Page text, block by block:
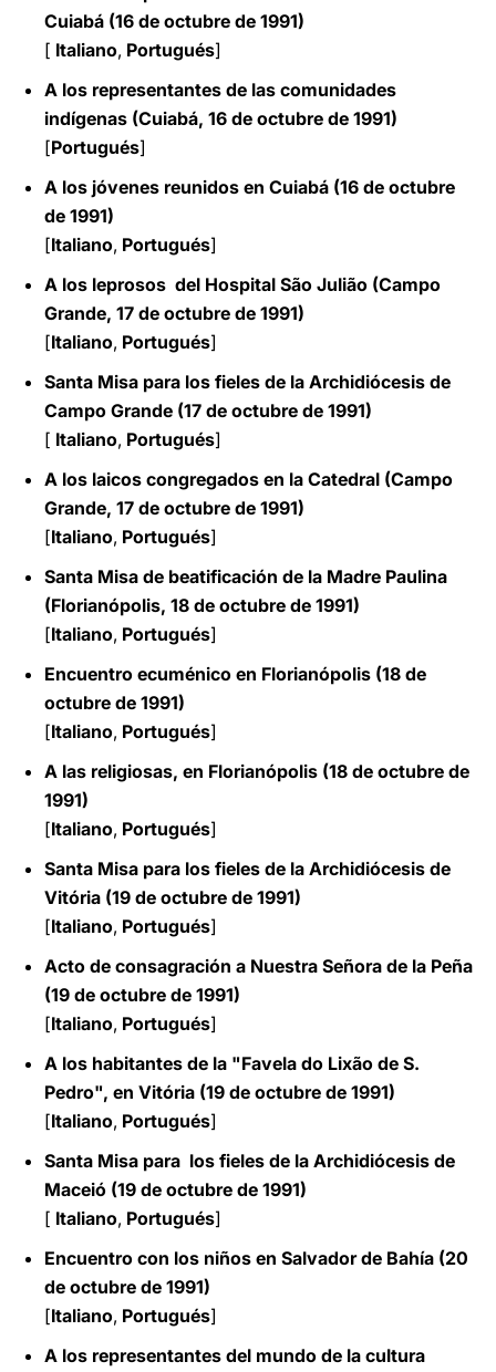
Cuiabá (16 de octubre de 1991)
[ Italiano, Portugués]
A los representantes de las comunidades
indígenas (Cuiabá, 16 de octubre de 1991)
[Portugués]
A los jóvenes reunidos en Cuiabá (16 de octubre
de 1991)
[Italiano, Portugués]
A los leprosos del Hospital São Julião (Campo
Grande, 17 de octubre de 1991)
[Italiano, Portugués]
Santa Misa para los fieles de la Archidiócesis de
Campo Grande (17 de octubre de 1991)
[ Italiano, Portugués]
A los laicos congregados en la Catedral (Campo
Grande, 17 de octubre de 1991)
[Italiano, Portugués]
Santa Misa de beatificación de la Madre Paulina
(Florianópolis, 18 de octubre de 1991)
[Italiano, Portugués]
Encuentro ecuménico en Florianópolis (18 de
octubre de 1991)
[Italiano, Portugués]
A las religiosas, en Florianópolis (18 de octubre de
1991)
[Italiano, Portugués]
Santa Misa para los fieles de la Archidiócesis de
Vitória (19 de octubre de 1991)
[Italiano, Portugués]
Acto de consagración a Nuestra Señora de la Peña
(19 de octubre de 1991)
[Italiano, Portugués]
A los habitantes de la "Favela do Lixão de S.
Pedro", en Vitória (19 de octubre de 1991)
[Italiano, Portugués]
Santa Misa para los fieles de la Archidiócesis de
Maceió (19 de octubre de 1991)
[ Italiano, Portugués]
Encuentro con los niños en Salvador de Bahía (20
de octubre de 1991)
[Italiano, Portugués]
A los representantes del mundo de la cultura